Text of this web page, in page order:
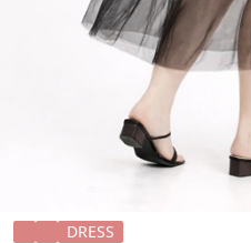
DRESS